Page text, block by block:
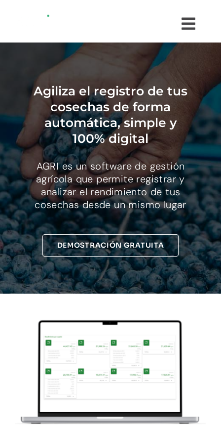
¿CÓMO FUNCIONA?
¿QUÉ ES AGRI?
INTEGRACIONES
CLIENTES
PRUEBA GRATIS
Agiliza el registro de tus
cosechas de forma
automática, simple y
100% digital
AGRI es un software de gestión
agrícola que permite registrar y
analizar el rendimiento de tus
cosechas desde un mismo lugar
DEMOSTRACIÓN GRATUITA